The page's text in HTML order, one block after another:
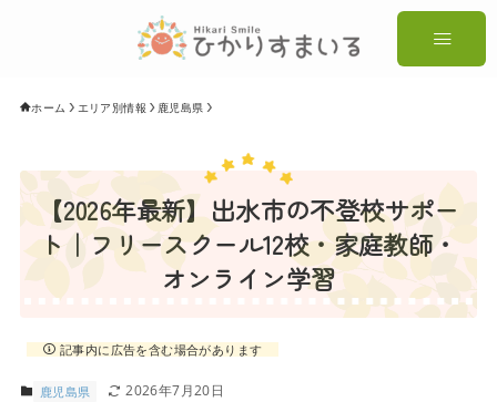
ホーム エリア別情報 鹿児島県
【2026年最新】出水市の不登校サポー
ト｜フリースクール12校・家庭教師・
オンライン学習
記事内に広告を含む場合があります
鹿児島県 2026年7月20日